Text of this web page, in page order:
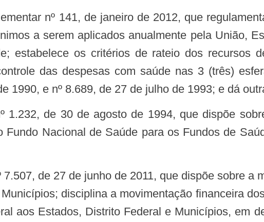
a serem aplicados anualmente pela União,
estabelece os critérios de rateio dos recursos
das despesas com saúde nas 3 (três)
1990, e nº 8.689, de 27 de julho de 1993; e dá
Fundo Nacional de Saúde para os Fundos de
disciplina a movimentação financeira
aos Estados, Distrito Federal e Municípios, em